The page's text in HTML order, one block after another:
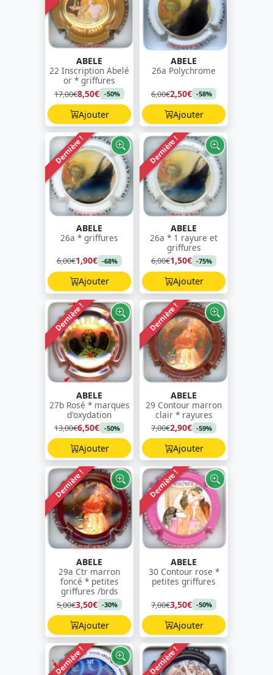
ABELE
22 Inscription Abelé
or * griffures
17,00€8,50€ -50%
Ajouter
ABELE
26a Polychrome
6,00€2,50€ -58%
Ajouter
Dernière !
ABELE
26a * griffures
6,00€1,90€ -68%
Ajouter
Dernière !
ABELE
26a * 1 rayure et
griffures
6,00€1,50€ -75%
Ajouter
Dernière !
ABELE
27b Rosé * marques
d'oxydation
13,00€6,50€ -50%
Ajouter
Dernière !
ABELE
29 Contour marron
clair * rayures
7,00€2,90€ -59%
Ajouter
Dernière !
ABELE
29a Ctr marron
foncé * petites
griffures /brds
5,00€3,50€ -30%
Ajouter
Dernière !
ABELE
30 Contour rose *
petites griffures
7,00€3,50€ -50%
Ajouter
Dernière ! Dernière !